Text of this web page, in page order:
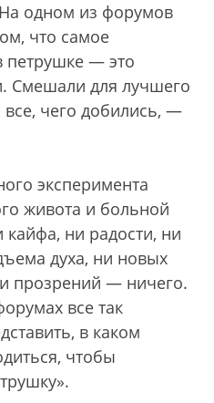
одном из форумов
что самое
петрушке — это
Смешали для лучшего
все, чего добились, —
эксперимента
живота и больной
ни радости, ни
духа, ни новых
прозрений — ничего.
все так
в каком
чтобы